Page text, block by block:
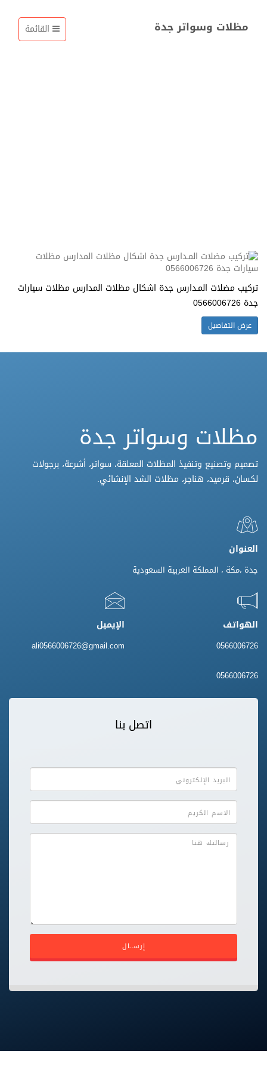
مظلات وسواتر جدة القائمة
تركيب مضلات المـدارس جدة اشكال مظلات المدارس مظلات سيارات
جدة 0566006726
عرض التفاصيل
مظلات وسواتر جدة
تصميم وتصنيع وتنفيذ المظلات المعلقة، سواتر، أشرعة، برجولات
لكسان، قرميد، هناجر، مظلات الشد الإنشائي.
العنوان
جدة ،مكة ، المملكة العربية السعودية
الهواتف
0566006726
0566006726
الإيميل
ali0566006726@gmail.com
اتصل بنا
إرســال